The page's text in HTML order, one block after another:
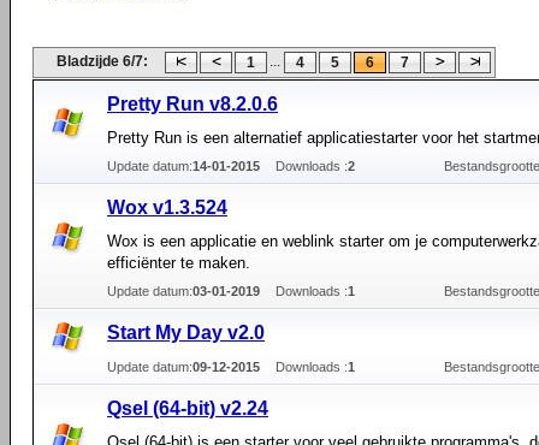
Bladzijde 6/7: 1 ... 4 5 6 7
Pretty Run v8.2.0.6
Pretty Run is een alternatief applicatiestarter voor het
Update datum:14-01-2015 Downloads :2
Wox v1.3.524
Wox is een applicatie en weblink starter om je
efficiënter te maken.
Update datum:03-01-2019 Downloads :1
Start My Day v2.0
Update datum:09-12-2015 Downloads :1
Qsel (64-bit) v2.24